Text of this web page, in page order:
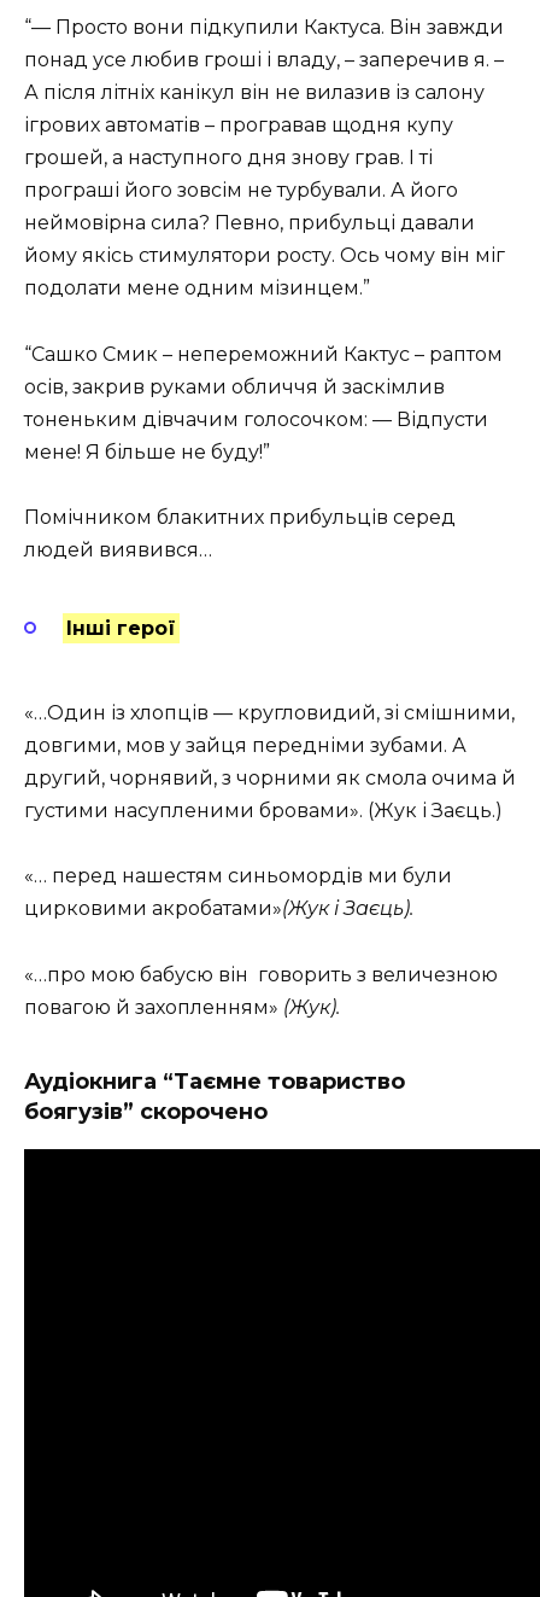
“— Просто вони підкупили Кактуса. Він завжди
понад усе любив гроші і владу, – заперечив я. –
А після літніх канікул він не вилазив із салону
ігрових автоматів – програвав щодня купу
грошей, а наступного дня знову грав. І ті
програші його зовсім не турбували. А його
неймовірна сила? Певно, прибульці давали
йому якісь стимулятори росту. Ось чому він міг
подолати мене одним мізинцем.”
“Сашко Смик – непереможний Кактус – раптом
осів, закрив руками обличчя й заскімлив
тоненьким дівчачим голосочком: — Відпусти
мене! Я більше не буду!”
Помічником блакитних прибульців серед
людей виявився…
Інші герої
«…Один із хлопців — кругловидий, зі смішними,
довгими, мов у зайця передніми зубами. А
другий, чорнявий, з чорними як смола очима й
густими насупленими бровами». (Жук і Заєць.)
«… перед нашестям синьомордів ми були
цирковими акробатами»(Жук і Заєць).
«…про мою бабусю він говорить з величезною
повагою й захопленням» (Жук).
Аудіокнига “Таємне товариство
боягузів” скорочено